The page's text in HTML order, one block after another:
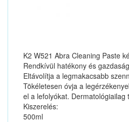
K2 W521 Abra Cleaning Paste
Rendkívül hatékony és
Eltávolítja a legmakacsabb
Tökéletesen óvja a
el a lefolyókat. Dermatológiailag
Kiszerelés:
500ml